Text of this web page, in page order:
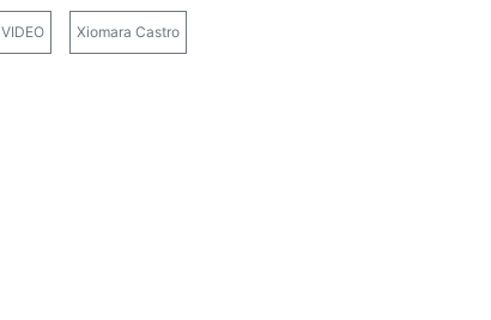
VIDEO Xiomara Castro